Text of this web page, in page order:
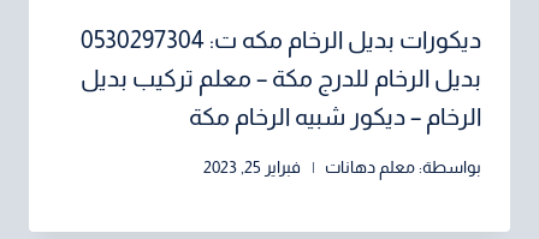
ديكورات بديل الرخام مكه ت: 0530297304
بديل الرخام للدرج مكة – معلم تركيب بديل
الرخام – ديكور شبيه الرخام مكة
بواسطة: معلم دهانات فبراير 25, 2023